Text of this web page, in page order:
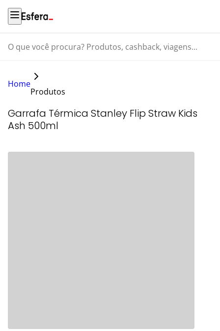
O que você procura? Produtos, cashback, viagens...
Home
Produtos
Garrafa Térmica Stanley Flip Straw Kids
Ash 500ml